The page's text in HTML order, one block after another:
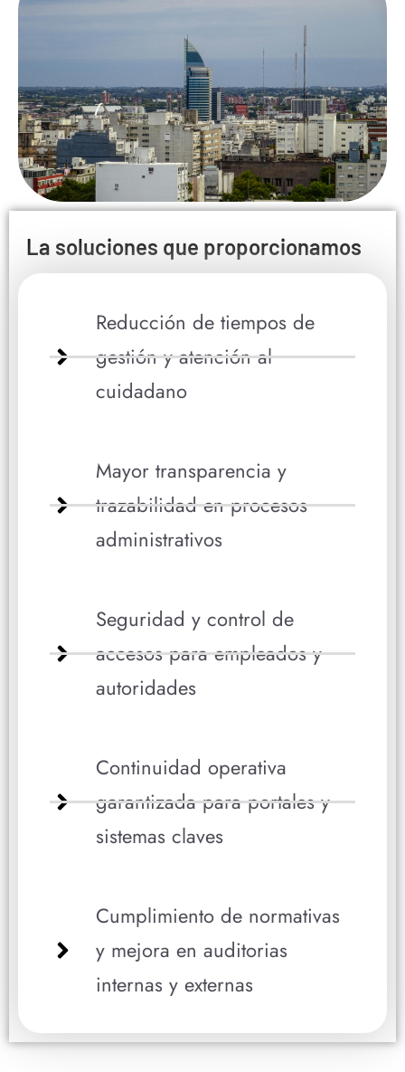
La soluciones que proporcionamos
Reducción de tiempos de
gestión y atención al
cuidadano
Mayor transparencia y
trazabilidad en procesos
administrativos
Seguridad y control de
accesos para empleados y
autoridades
Continuidad operativa
garantizada para portales y
sistemas claves
Cumplimiento de normativas
y mejora en auditorias
internas y externas